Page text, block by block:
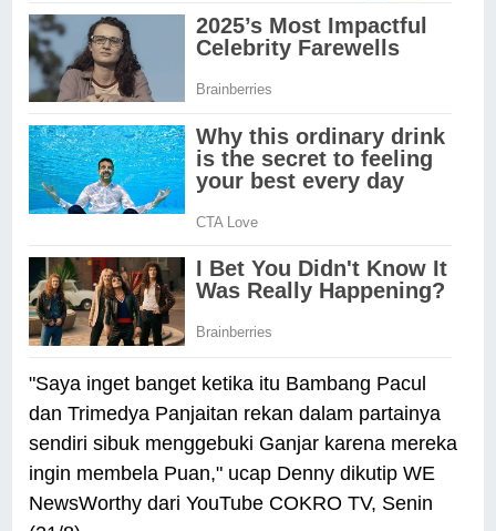
"Saya inget banget ketika itu Bambang Pacul
dan Trimedya Panjaitan rekan dalam partainya
sendiri sibuk menggebuki Ganjar karena mereka
ingin membela Puan," ucap Denny dikutip WE
NewsWorthy dari YouTube COKRO TV, Senin